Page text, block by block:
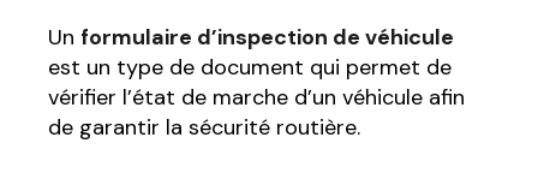
Un formulaire d’inspection de véhicule
est un type de document qui permet de
vérifier l’état de marche d’un véhicule afin
de garantir la sécurité routière.